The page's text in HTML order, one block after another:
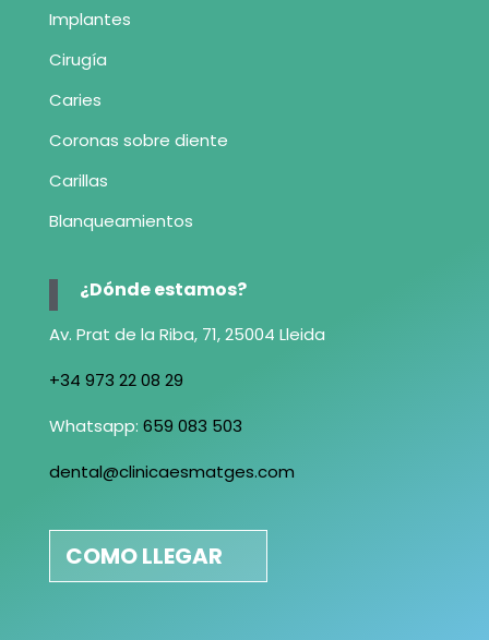
Implantes
Cirugía
Caries
Coronas sobre diente
Carillas
Blanqueamientos
¿Dónde estamos?
Av. Prat de la Riba, 71, 25004 Lleida
+34 973 22 08 29
Whatsapp: 659 083 503
dental@clinicaesmatges.com
COMO LLEGAR